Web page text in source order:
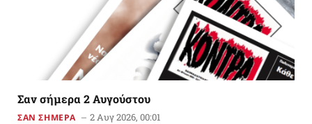
Σαν σήμερα 2 Αυγούστου
ΣΑΝ ΣΗΜΕΡΑ 2 Αυγ 2026, 00:01